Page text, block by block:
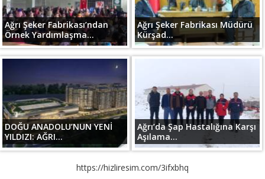
Ağrı Şeker Fabrikası’ndan
Örnek Yardımlaşma...
Ağrı Şeker Fabrikası Müdürü
Kürşad...
DOĞU ANADOLU’NUN YENİ
YILDIZI: AĞRI...
Ağrı’da Şap Hastalığına Karşı
Aşılama...
https://hizliresim.com/3ifxbhq